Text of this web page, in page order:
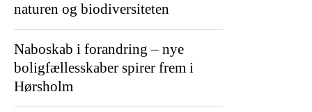
naturen og biodiversiteten
Naboskab i forandring – nye
boligfællesskaber spirer frem i
Hørsholm